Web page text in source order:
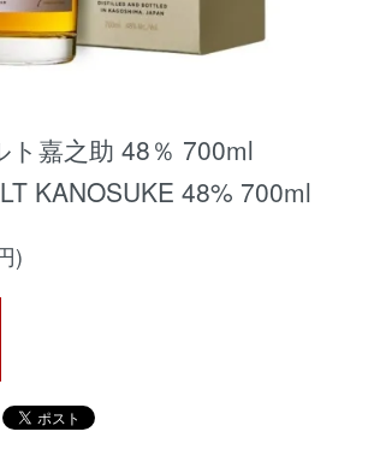
ト嘉之助 48％ 700ml
KANOSUKE 48% 700ml
)